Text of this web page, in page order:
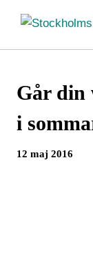
innehållet
Går din
i
12 maj 2016